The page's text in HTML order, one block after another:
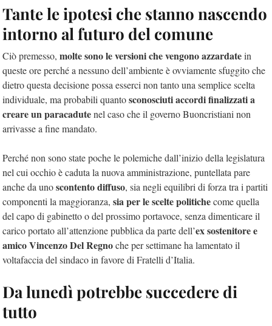
Tante le ipotesi che stanno nascendo
intorno al futuro del comune
Ciò premesso, molte sono le versioni che vengono azzardatein
queste ore perché a nessuno dell’ambiente è ovviamente sfuggito che
dietro questa decisione possa esserci non tanto una semplice scelta
individuale, ma probabili quantosconosciuti accordi finalizzati a
creare un paracadutenel caso che il governo Buoncristiani non
arrivasse a fine mandato.
Perché non sono state poche le polemiche dall’inizio della legislatura
nel cui occhio è caduta la nuova amministrazione, puntellata pare
anche da unoscontento diffuso, sia negli equilibri di forza tra i partiti
componenti la maggioranza, sia per le scelte politichecome quella
del capo di gabinetto o del prossimo portavoce, senza dimenticare il
carico portato all’attenzione pubblica da parte dell’ex sostenitore e
amico Vincenzo Del Regnoche per settimane ha lamentato il
voltafaccia del sindaco in favore di Fratelli d’Italia.
Da lunedì potrebbe succedere di
tutto